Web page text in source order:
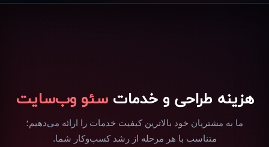
هزینه طراحی و خدماتسئو وب‌سایت
ما به مشتریان خود بالاترین کیفیت خدمات را ارائه می‌دهیم؛
متناسب با هر مرحله از رشد کسب‌وکار شما.